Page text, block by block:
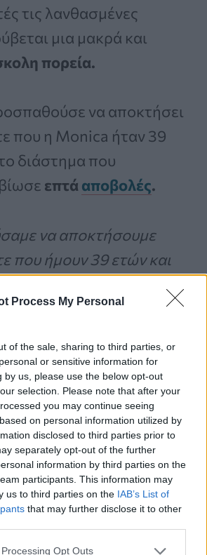
Process My Personal
of the sale, sharing to third parties, or
or sensitive information for
by us, please use the below opt-out
selection. Please note that after your
you may continue seeing
on personal information utilized by
disclosed to third parties prior to
separately opt-out of the further
information by third parties on the
participants. This information may
us to third parties on the IAB’s List of
that may further disclose it to other
Opt Outs
τις λανθασμένες
μια μακρά και
πορεία.
να αποκτήσει
που η Monica ήταν 39
διάστημα που
επτά αποβολές.
να αποκτήσουμε
που ήμουν 39 ετών και
από 14 χρόνια
ο γιος τους.
είναι το θαύμα
για πάνω